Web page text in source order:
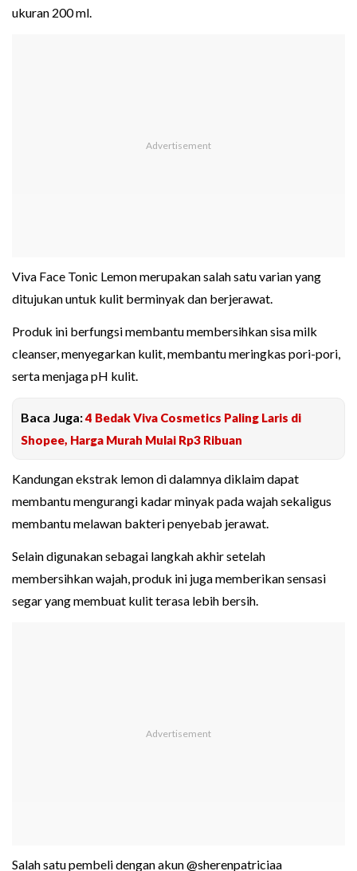
ukuran 200 ml.
Viva Face Tonic Lemon merupakan salah satu varian yang
ditujukan untuk kulit berminyak dan berjerawat.
Produk ini berfungsi membantu membersihkan sisa milk
cleanser, menyegarkan kulit, membantu meringkas pori-pori,
serta menjaga pH kulit.
Baca Juga:4 Bedak Viva Cosmetics Paling Laris di
Shopee, Harga Murah Mulai Rp3 Ribuan
Kandungan ekstrak lemon di dalamnya diklaim dapat
membantu mengurangi kadar minyak pada wajah sekaligus
membantu melawan bakteri penyebab jerawat.
Selain digunakan sebagai langkah akhir setelah
membersihkan wajah, produk ini juga memberikan sensasi
segar yang membuat kulit terasa lebih bersih.
Salah satu pembeli dengan akun @sherenpatriciaa